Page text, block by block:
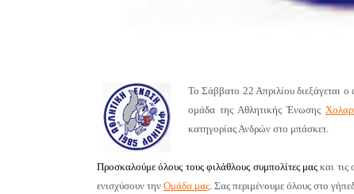
Το Σάββατο 22 Απριλίου διεξάγεται
ομάδα της Αθλητικής Ένωσης
κατηγορίας Ανδρών στο μπάσκετ.
Προσκαλούμε όλους τους φιλάθλους συμπολίτες μαςκαι τις
ενισχύσουν την Ομάδα μας. Σας περιμένουμε όλους στο